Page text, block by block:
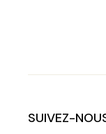
SUIVEZ-